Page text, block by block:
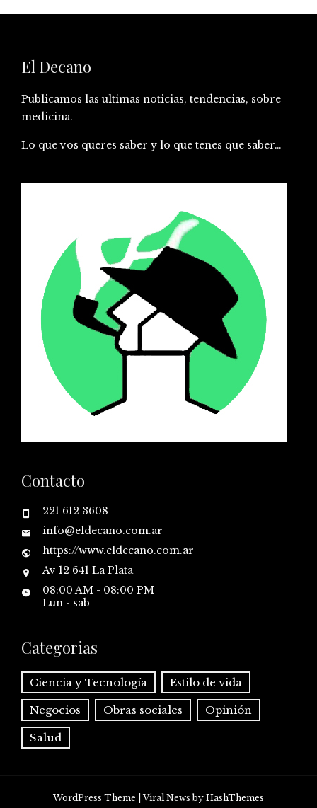
El Decano
Publicamos las ultimas noticias, tendencias, sobre
medicina.
Lo que vos queres saber y lo que tenes que saber…
Contacto
221 612 3608
info@eldecano.com.ar
https://www.eldecano.com.ar
Av 12 641 La Plata
08:00 AM - 08:00 PM
Lun - sab
Categorias
Ciencia y Tecnología Estilo de vida
Negocios Obras sociales Opinión
Salud
WordPress Theme |Viral News by HashThemes